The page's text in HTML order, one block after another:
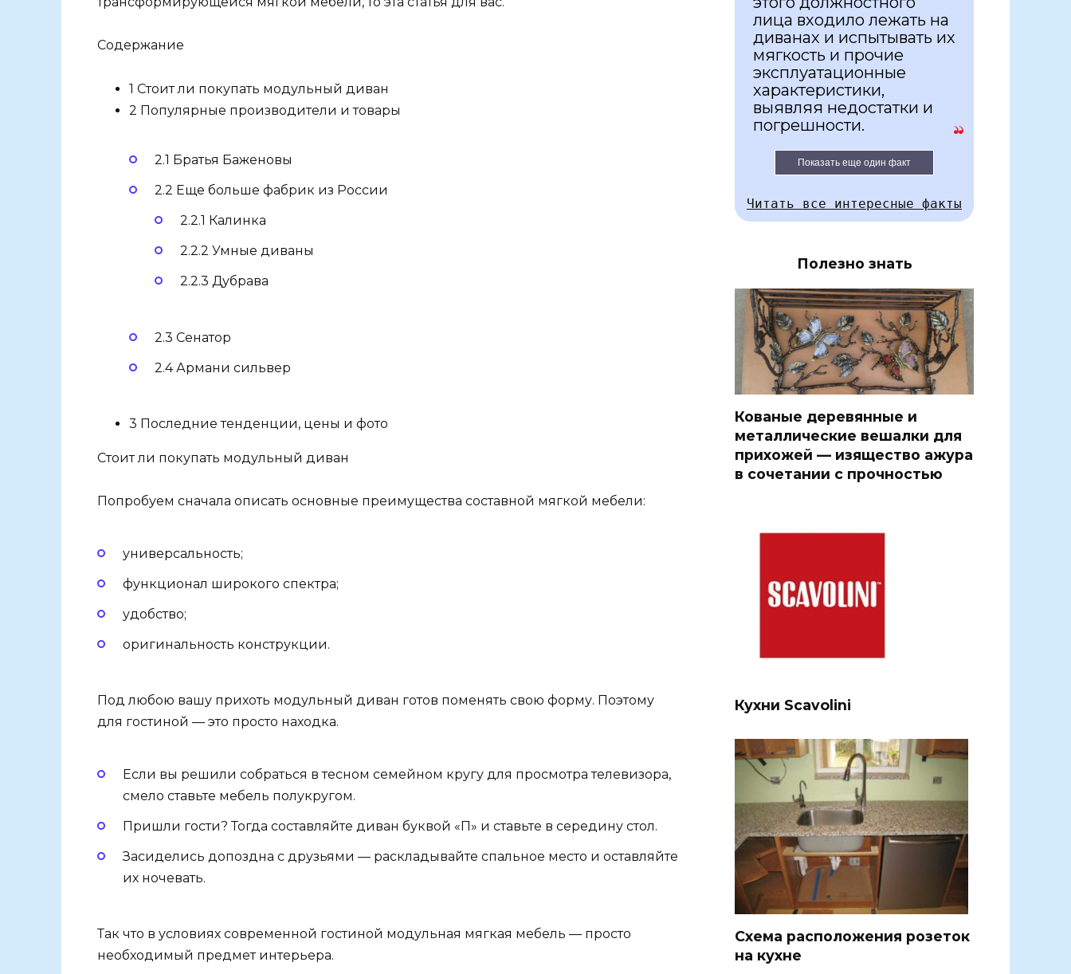
Содержание
1 Стоит ли покупать модульный диван
2 Популярные производители и товары
2.1 Братья Баженовы
2.2 Еще больше фабрик из России
2.2.1 Калинка
2.2.2 Умные диваны
2.2.3 Дубрава
2.3 Сенатор
2.4 Армани сильвер
3 Последние тенденции, цены и фото
Стоит ли покупать модульный диван
Попробуем сначала описать основные преимущества составной мягкой мебели:
универсальность;
функционал широкого спектра;
удобство;
оригинальность конструкции.
Под любою вашу прихоть модульный диван готов поменять свою форму. Поэтому
для гостиной — это просто находка.
Если вы решили собраться в тесном семейном кругу для просмотра телевизора,
смело ставьте мебель полукругом.
Пришли гости? Тогда составляйте диван буквой «П» и ставьте в середину стол.
Засиделись допоздна с друзьями — раскладывайте спальное место и оставляйте
их ночевать.
Так что в условиях современной гостиной модульная мягкая мебель — просто
необходимый предмет интерьера.
лица входило лежать на
диванах и испытывать их
мягкость и прочие
эксплуатационные
характеристики,
выявляя недостатки и
погрешности.
Показать еще один факт
Читать все интересные факты
Полезно знать
Кованые деревянные и
металлические вешалки для
прихожей — изящество ажура
в сочетании с прочностью
Кухни Scavolini
Схема расположения розеток
на кухне